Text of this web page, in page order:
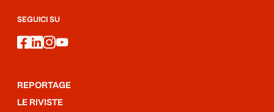
SEGUICI SU
facebook
linkedin
instagram
youtube
REPORTAGE
LE RIVISTE